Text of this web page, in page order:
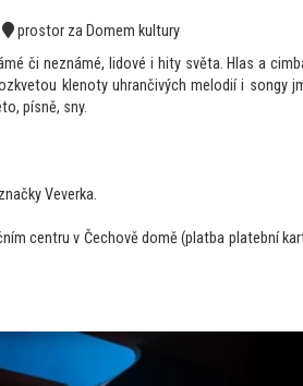
prostor za Domem kultury
či neznámé, lidové i hity světa. Hlas a
klenoty uhrančivých melodií i songy
písně, sny.
Veverka.
centru v Čechově domě (platba platební